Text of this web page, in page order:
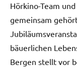
Hörkino-Team
gemeinsam
bäuerlichen
Bergen stellt vor